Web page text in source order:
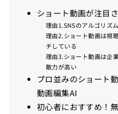
ショート動画が注目
理由1.SNSのアルゴリズ
理由2.ショート動画は視
チしている
理由3.ショート動画は企
散力が高い
プロ並みのショート
動画編集AI
初心者におすすめ！